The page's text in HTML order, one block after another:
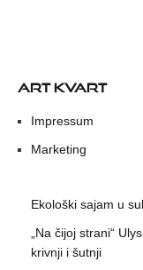
ART KVART
Impressum
Marketing
Ekološki sajam u
„Na čijoj strani“
krivnji i šutnji